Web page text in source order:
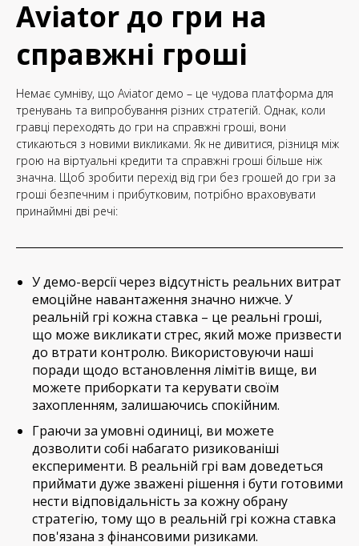
Aviator до гри на
справжні гроші
Немає сумніву, що Aviator демо – це чудова платформа для
тренувань та випробування різних стратегій. Однак, коли
гравці переходять до гри на справжні гроші, вони
стикаються з новими викликами. Як не дивитися, різниця між
грою на віртуальні кредити та справжні гроші більше ніж
значна. Щоб зробити перехід від гри без грошей до гри за
гроші безпечним і прибутковим, потрібно враховувати
принаймні дві речі:
У демо-версії через відсутність реальних витрат
емоційне навантаження значно нижче. У
реальній грі кожна ставка – це реальні гроші,
що може викликати стрес, який може призвести
до втрати контролю. Використовуючи наші
поради щодо встановлення лімітів вище, ви
можете приборкати та керувати своїм
захопленням, залишаючись спокійним.
Граючи за умовні одиниці, ви можете
дозволити собі набагато ризикованіші
експерименти. В реальній грі вам доведеться
приймати дуже зважені рішення і бути готовими
нести відповідальність за кожну обрану
стратегію, тому що в реальній грі кожна ставка
пов'язана з фінансовими ризиками.